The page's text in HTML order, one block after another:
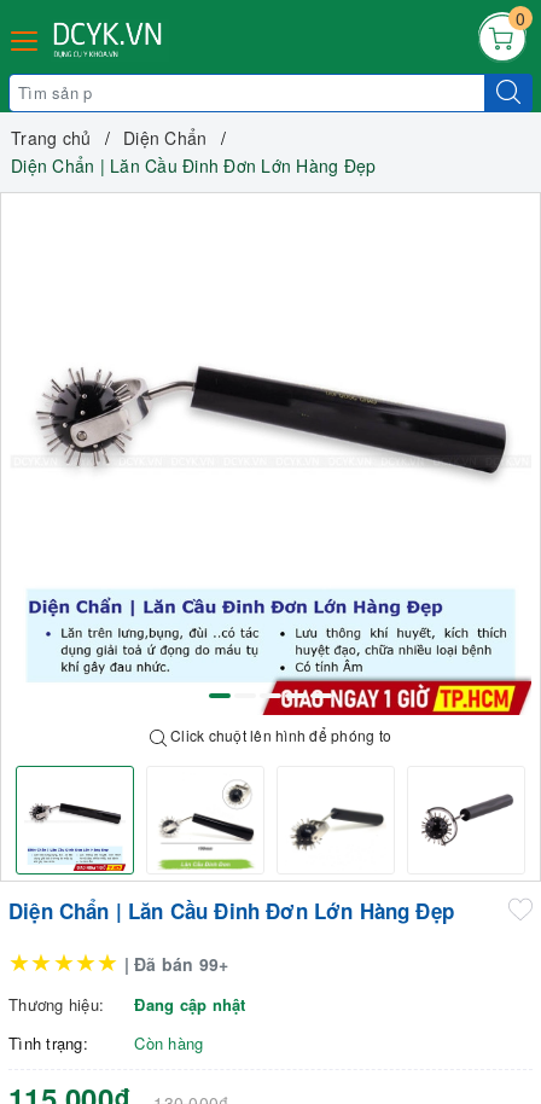
0
Trang chủ
Diện Chẩn
Diện Chẩn | Lăn Cầu Đinh Đơn Lớn Hàng Đẹp
Click chuột lên hình để phóng to
Diện Chẩn | Lăn Cầu Đinh Đơn Lớn Hàng Đẹp
★★★★★ | Đã bán 99+
Thương hiệu:
Đang cập nhật
Tình trạng:
Còn hàng